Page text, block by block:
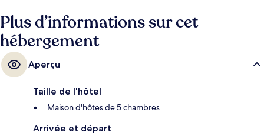
Plus d’informations sur cet
hébergement
Aperçu
Taille de l'hôtel
Maison d'hôtes de 5 chambres
Arrivée et départ